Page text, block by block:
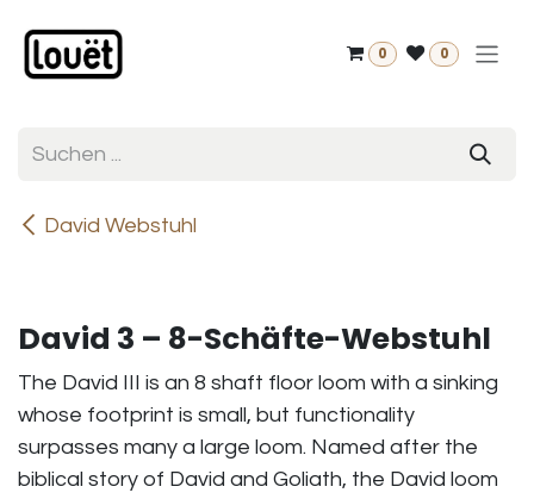
0 0
David Webstuhl
David 3 – 8-Schäfte-Webstuhl
The David III is an 8 shaft floor loom with a sinking
whose footprint is small, but functionality
surpasses many a large loom. Named after the
biblical story of David and Goliath, the David loom